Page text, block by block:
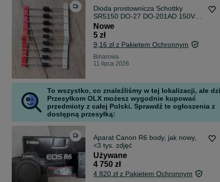
Dioda prostownicza Schottky
SR5150 DO-27 DO-201AD 150V
5A
Nowe
5 zł
9,16 zł z Pakietem Ochronnym
Binarowa
11 lipca 2026
To wszystko, co znaleźliśmy w tej lokalizacji, ale
Przesyłkom OLX możesz wygodnie kupować
przedmioty z całej Polski. Sprawdź te ogłoszenia z
dostępną przesyłką:
Aparat Canon R6 body, jak nowy,
<3 tys. zdjęć
Używane
4 750 zł
4 820 zł z Pakietem Ochronnym